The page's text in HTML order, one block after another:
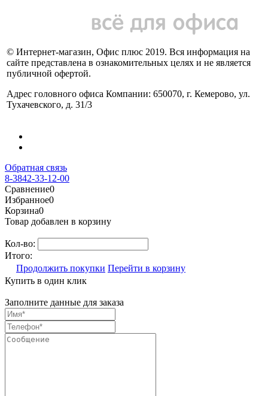
© Интернет-магазин, Офис плюс 2019. Вся информация на
сайте представлена в ознакомительных целях и не является
публичной офертой.
Адрес головного офиса Компании: 650070, г. Кемерово, ул.
Тухачевского, д. 31/3
Обратная связь
8-3842-33-12-00
Сравнение0
Избранное0
Корзина0
Товар добавлен в корзину
Кол-во:
Итого:
Продолжить покупки Перейти в корзину
Купить в один клик
Заполните данные для заказа